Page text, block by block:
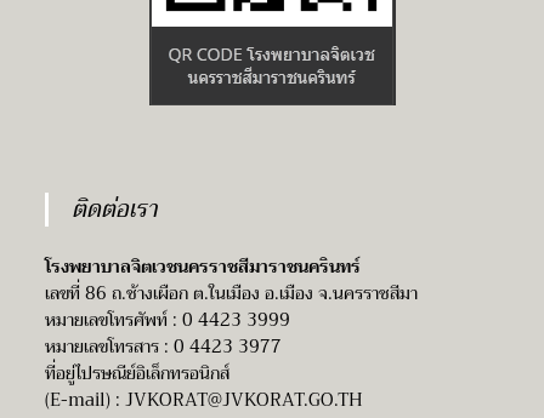
ติดต่อเรา
โรงพยาบาลจิตเวชนครราชสีมาราชนครินทร์
เลขที่ 86 ถ.ช้างเผือก ต.ในเมือง อ.เมือง จ.นครราชสีมา
หมายเลขโทรศัพท์ : 0 4423 3999
หมายเลขโทรสาร : 0 4423 3977
ที่อยู่ไปรษณีย์อิเล็กทรอนิกส์
(E-mail) : JVKORAT@JVKORAT.GO.TH